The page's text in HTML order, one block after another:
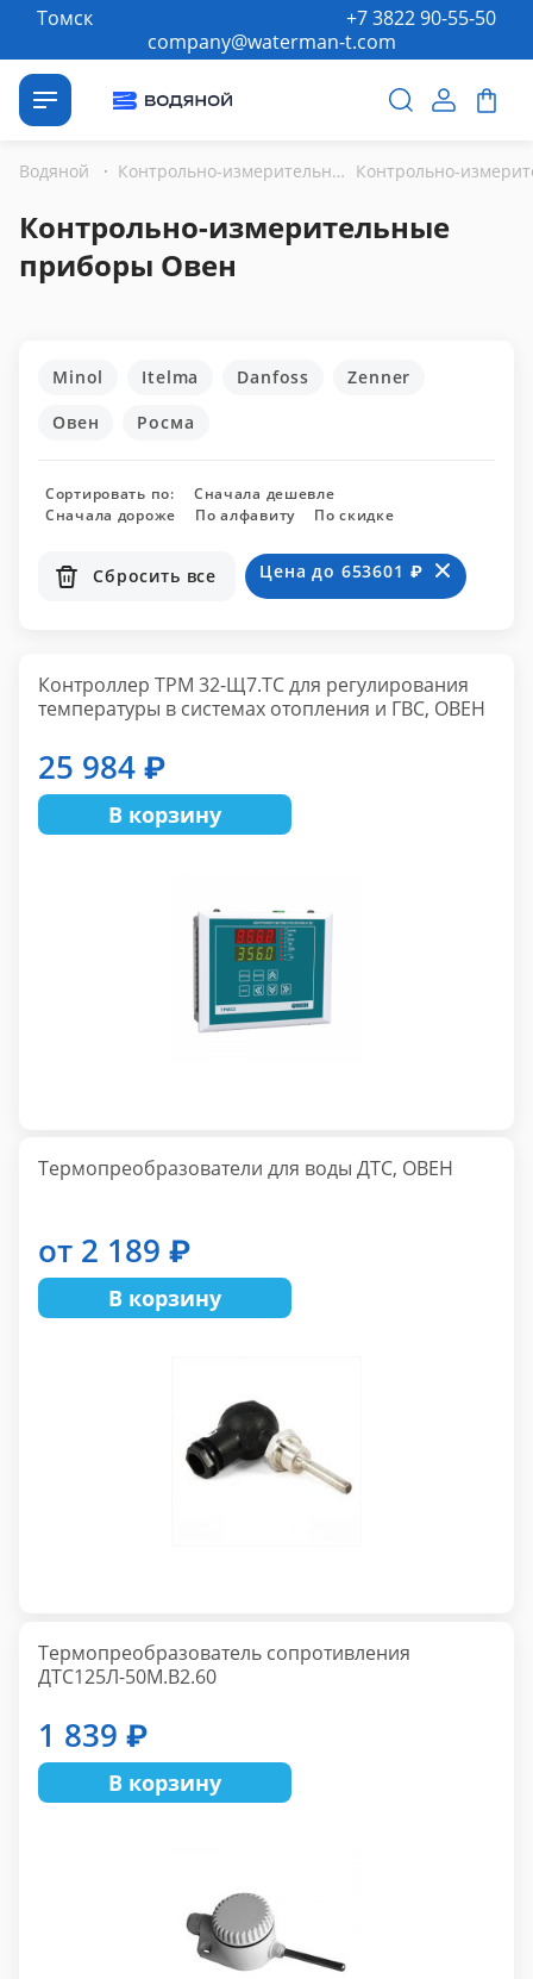
Томск
company@waterman-t.com
+7 3822 90-55-50
Водяной · Контрольно-измерительные приборы
Контрольно-измерительные
приборы Овен
Minol Itelma Danfoss
Zenner
Овен
Росма
Сортировать по:
Сначала дешевле
Сначала дороже
По алфавиту По скидке
Сбросить все Цена до 653601 ₽
Контроллер ТРМ 32-Щ7.ТС для регулирования
температуры в системах отопления и ГВС, ОВЕН
25 984 ₽
В корзину
Термопреобразователи для воды ДТС, ОВЕН
от 2 189 ₽
В корзину
Термопреобразователь сопротивления
ДТС125Л-50М.В2.60
1 839 ₽
В корзину